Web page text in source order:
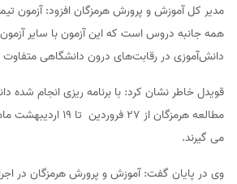
مدیر کل آموزش و پرورش هرمزگان افزود: آزمون
همه جانبه دروس است که این آزمون با سایر
دانش‌آموزی در رقابت‌های درون دانشگاهی
قویدل خاطر نشان کرد: با برنامه ریزی انجام شده
مطالعه هرمزگان از ۲۷
می گیرند.
وی در پایان گفت: آموزش و پرورش هرمزگان در